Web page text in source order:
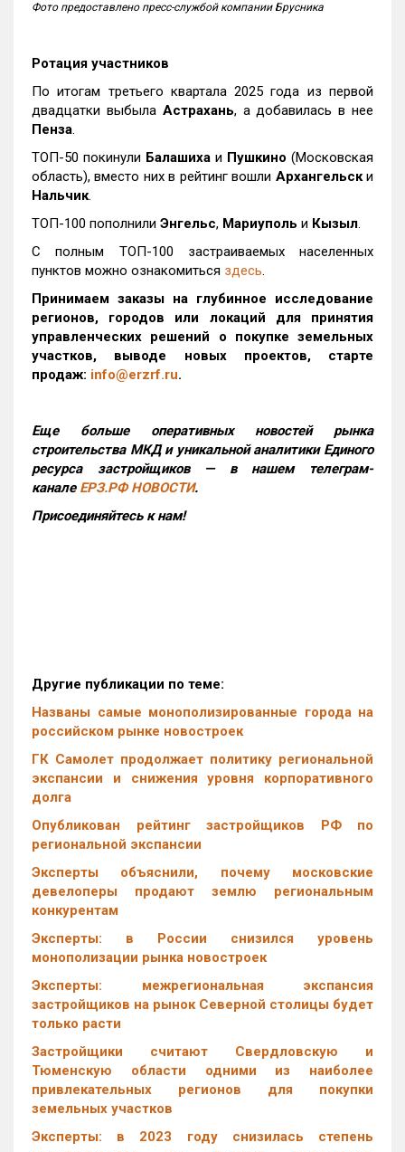
Фото предоставлено пресс-службой компании Брусника
Ротация участников
По итогам третьего квартала 2025 года из первой
двадцатки выбыла Астрахань, а добавилась в нее
Пенза.
ТОП-50 покинули Балашиха и Пушкино (Московская
область), вместо них в рейтинг вошли Архангельски
Нальчик.
ТОП-100 пополнили Энгельс, Мариуполь и Кызыл.
С полным ТОП-100 застраиваемых населенных
пунктов можно ознакомиться здесь.
Принимаем заказы на глубинное исследование
регионов, городов или локаций для принятия
управленческих решений о покупке земельных
участков, выводе новых проектов, старте
продаж: info@erzrf.ru.
Еще больше оперативных новостей рынка
строительства МКД и уникальной аналитики Единого
ресурса застройщиков — в нашем телеграм-
канале ЕРЗ.РФ НОВОСТИ.
Присоединяйтесь к нам!
Другие публикации по теме:
Названы самые монополизированные города на
российском рынке новостроек
ГК Самолет продолжает политику региональной
экспансии и снижения уровня корпоративного
долга
Опубликован рейтинг застройщиков РФ по
региональной экспансии
Эксперты объяснили, почему московские
девелоперы продают землю региональным
конкурентам
Эксперты: в России снизился уровень
монополизации рынка новостроек
Эксперты: межрегиональная экспансия
застройщиков на рынок Северной столицы будет
только расти
Застройщики считают Свердловскую и
Тюменскую области одними из наиболее
привлекательных регионов для покупки
земельных участков
Эксперты: в 2023 году снизилась степень